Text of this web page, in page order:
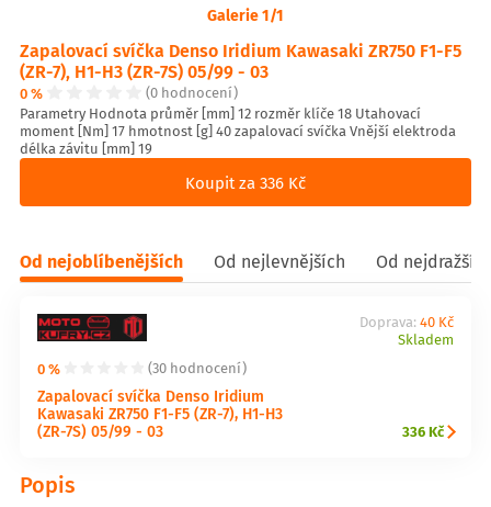
Galerie 1/1
Zapalovací svíčka Denso Iridium Kawasaki ZR750 F1-F5
(ZR-7), H1-H3 (ZR-7S) 05/99 - 03
0 %
(0 hodnocení)
Parametry Hodnota průměr [mm] 12 rozměr klíče 18 Utahovací
moment [Nm] 17 hmotnost [g] 40 zapalovací svíčka Vnější elektroda
délka závitu [mm] 19
Koupit za 336 Kč
Od nejoblíbenějších Od nejlevnějších Od
0 % (30 hodnocení)
Zapalovací svíčka Denso Iridium
Kawasaki ZR750 F1-F5 (ZR-7), H1-H3
(ZR-7S) 05/99 - 03
Doprava: 40 Kč
Skladem
336 Kč
Popis